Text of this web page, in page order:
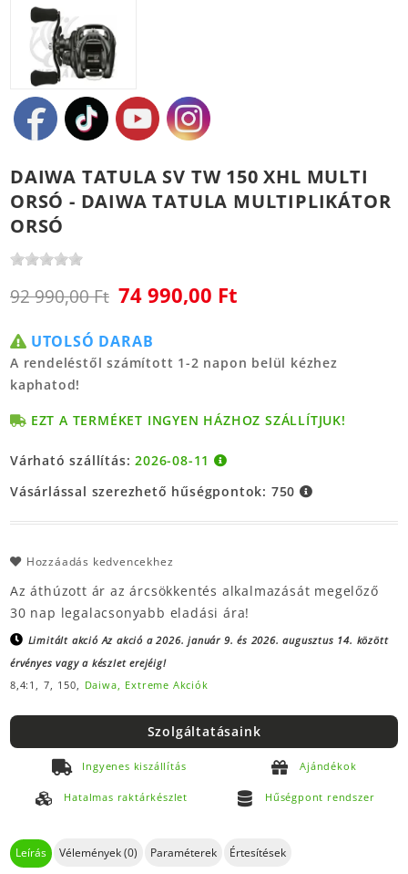
DAIWA TATULA SV TW 150 XHL MULTI
ORSÓ - DAIWA TATULA MULTIPLIKÁTOR
ORSÓ
92 990,00 Ft 74 990,00 Ft
UTOLSÓ DARAB
A rendeléstől számított 1-2 napon belül kézhez
kaphatod!
EZT A TERMÉKET INGYEN HÁZHOZ SZÁLLÍTJUK!
Várható szállítás:2026-08-11
Vásárlással szerezhető hűségpontok: 750
Hozzáadás kedvencekhez
Az áthúzott ár az árcsökkentés alkalmazását megelőző
30 nap legalacsonyabb eladási ára!
Limitált akcióAz akció a 2026. január 9. és 2026. augusztus 14. között
érvényes vagy a készlet erejéig!
8,4:1, 7, 150, Daiwa, Extreme Akciók
Szolgáltatásaink
Ingyenes kiszállítás Ajándékok
Hatalmas raktárkészlet Hűségpont rendszer
Leírás Vélemények (0) Paraméterek Értesítések